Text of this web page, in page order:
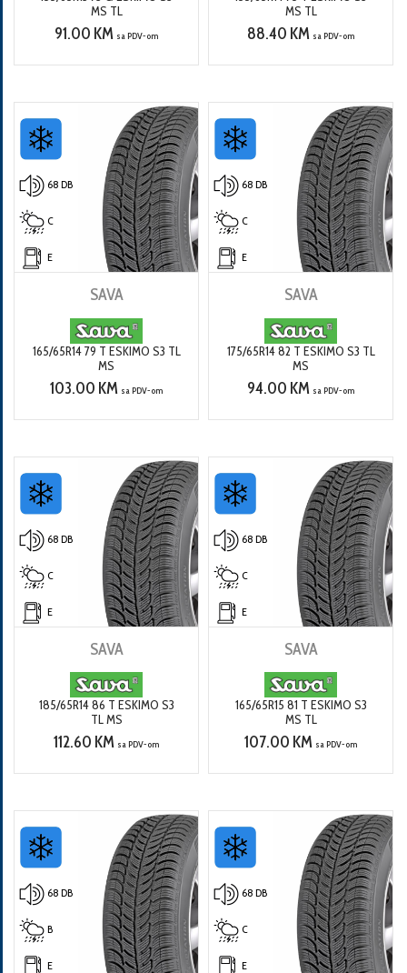
MS TL
91.00 KM sa PDV-om
MS TL
88.40 KM sa PDV-om
68 DB
C
E
SAVA
165/65R14 79 T ESKIMO S3 TL
MS
103.00 KM sa PDV-om
68 DB
C
E
SAVA
175/65R14 82 T ESKIMO S3 TL
MS
94.00 KM sa PDV-om
68 DB
C
E
SAVA
185/65R14 86 T ESKIMO S3
TL MS
112.60 KM sa PDV-om
68 DB
C
E
SAVA
165/65R15 81 T ESKIMO S3
MS TL
107.00 KM sa PDV-om
68 DB
B
E
68 DB
C
E